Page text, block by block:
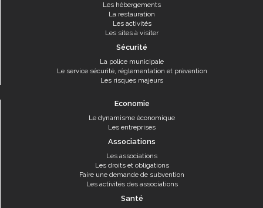
Les hébergements
La restauration
Les activités
Les sites à visiter
Sécurité
La police municipale
Le service sécurité, réglementation et prévention
Les risques majeurs
Economie
Le dynamisme économique
Les entreprises
Associations
Les associations
Les droits et obligations
Faire une demande de subvention
Les activités des associations
Santé